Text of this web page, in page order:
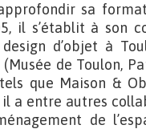
sa
il s’établit à son
d’objet à
de Toulon,
que Maison &
a entre autres
de